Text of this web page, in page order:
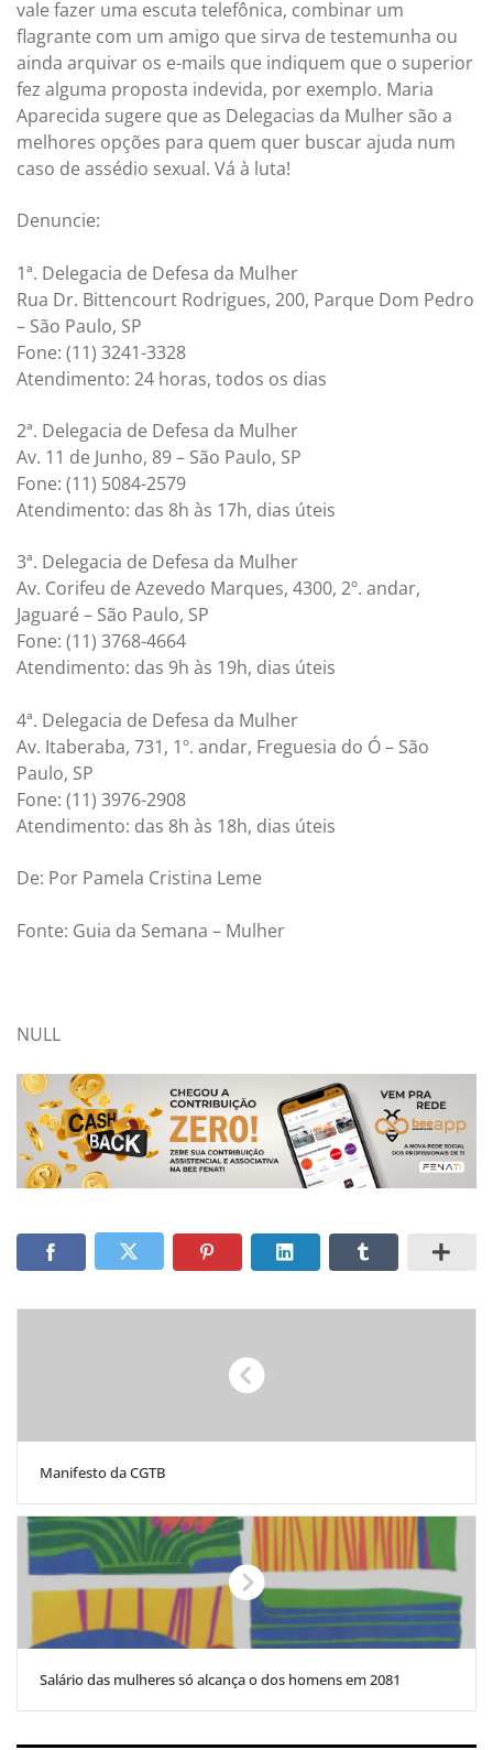
vale fazer uma escuta telefônica, combinar um
flagrante com um amigo que sirva de testemunha ou
ainda arquivar os e-mails que indiquem que o superior
fez alguma proposta indevida, por exemplo. Maria
Aparecida sugere que as Delegacias da Mulher são a
melhores opções para quem quer buscar ajuda num
caso de assédio sexual. Vá à luta!
Denuncie:
1ª. Delegacia de Defesa da Mulher
Rua Dr. Bittencourt Rodrigues, 200, Parque Dom Pedro
– São Paulo, SP
Fone: (11) 3241-3328
Atendimento: 24 horas, todos os dias
2ª. Delegacia de Defesa da Mulher
Av. 11 de Junho, 89 – São Paulo, SP
Fone: (11) 5084-2579
Atendimento: das 8h às 17h, dias úteis
3ª. Delegacia de Defesa da Mulher
Av. Corifeu de Azevedo Marques, 4300, 2º. andar,
Jaguaré – São Paulo, SP
Fone: (11) 3768-4664
Atendimento: das 9h às 19h, dias úteis
4ª. Delegacia de Defesa da Mulher
Av. Itaberaba, 731, 1º. andar, Freguesia do Ó – São
Paulo, SP
Fone: (11) 3976-2908
Atendimento: das 8h às 18h, dias úteis
De: Por Pamela Cristina Leme
Fonte: Guia da Semana – Mulher
NULL
Manifesto da CGTB
Salário das mulheres só alcança o dos homens em 2081